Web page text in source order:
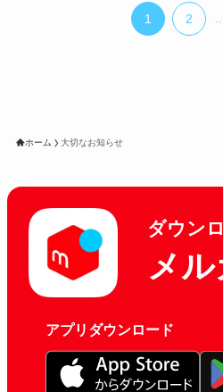
1 2
ホーム 大切なお知らせ
ダウン
メル
アプリダウンロード